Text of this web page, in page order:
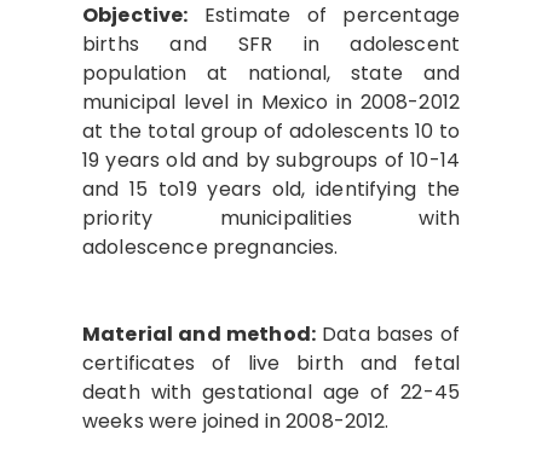
Objective: Estimate of percentage
births and SFR in adolescent
population at national, state and
municipal level in Mexico in 2008-2012
at the total group of adolescents 10 to
19 years old and by subgroups of 10-14
and 15 to19 years old, identifying the
priority municipalities with
adolescence pregnancies.
Material and method: Data bases of
certificates of live birth and fetal
death with gestational age of 22-45
weeks were joined in 2008-2012.